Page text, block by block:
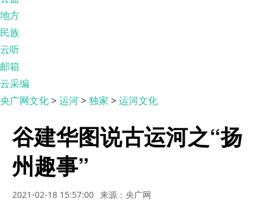
地方
民族
云听
邮箱
云采编
央广网文化>运河>独家 >运河文化
谷建华图说古运河之“扬
州趣事”
2021-02-18 15:57:00 来源：央广网